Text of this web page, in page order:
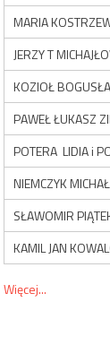
MARIA
JERZY T
KOZIOŁ
PAWEŁ ŁUKASZ
POTERA LIDIA i
NIEMCZYK MICHAŁ
SŁAWOMIR
KAMIL JAN
Więcej...